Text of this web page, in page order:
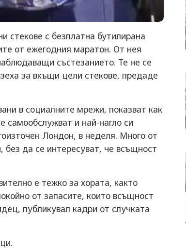
стекове с безплатна бутилирана
от ежегодния маратон. От нея
състезанието. Те не се
за вкъщи цели стекове, предаде
в социалните мрежи, показват как
самообслужват и най-нагло си
Лондон, в неделя. Много от
без да се интересуват, че всъщност
е тежко за хората, както
от запасите, които всъщност
публикувал кадри от случката